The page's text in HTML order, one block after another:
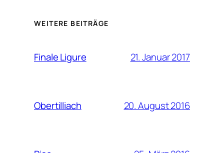
WEITERE BEITRÄGE
Finale Ligure 21. Januar 2017
Obertilliach 20. August 2016